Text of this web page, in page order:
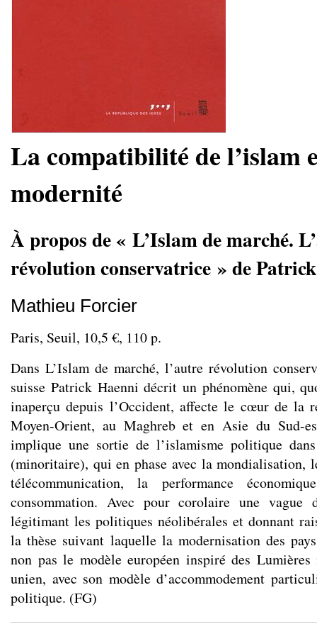
La compatibilité de l’islam
modernité
À propos de « L’Islam de marché.
révolution conservatrice » de
Mathieu Forcier
Paris, Seuil, 10,5 €, 110 p.
Dans L’Islam de marché, l’autre révolution
suisse Patrick Haenni décrit un phénomène qui,
inaperçu depuis l’Occident, affecte le cœur de la
Moyen-Orient, au Maghreb et en Asie du Sud-
implique une sortie de l’islamisme politique
(minoritaire), qui en phase avec la mondialisation,
télécommunication, la performance
consommation. Avec pour corolaire une vague
légitimant les politiques néolibérales et donnant
la thèse suivant laquelle la modernisation des
non pas le modèle européen inspiré des
unien, avec son modèle d’accommodement
politique. (FG)